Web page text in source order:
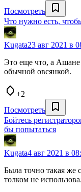
Посмотреть
Что нужно есть,
Kugata23 авг 2021 в
Это еще что, а Ашане
обычной овсянкой.
+2
Посмотреть
Бойтесь
бы попытаться
Kugata4 авг 2021 в
Была точно такая
толком не